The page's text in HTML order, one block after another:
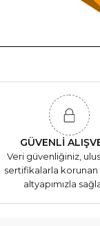
GÜVENLİ
Veri güvenliğiniz,
sertifikalarla
altyapımızla